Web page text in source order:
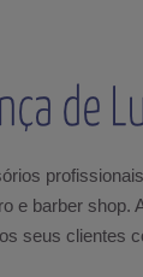
e barber shop.
seus clientes